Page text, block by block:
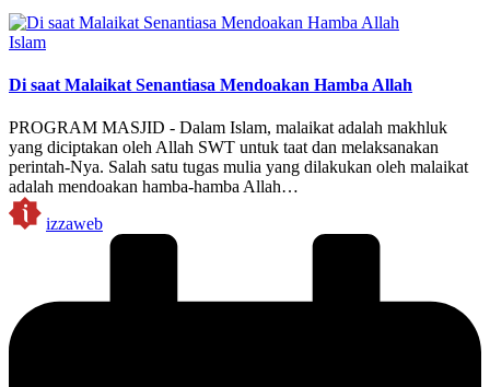
Posted
Islam
Di saat Malaikat Senantiasa Mendoakan Hamba Allah
PROGRAM MASJID - Dalam Islam, malaikat adalah makhluk
yang diciptakan oleh Allah SWT untuk taat dan melaksanakan
perintah-Nya. Salah satu tugas mulia yang dilakukan oleh malaikat
adalah mendoakan hamba-hamba Allah…
Posted
by
izzaweb